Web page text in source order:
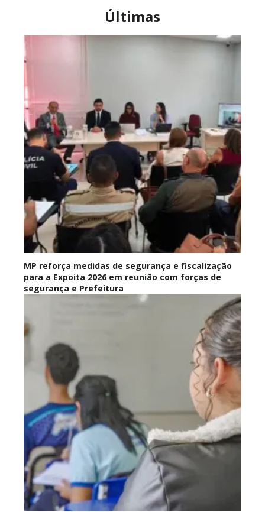
Últimas
MP reforça medidas de segurança e fiscalização
para a Expoita 2026 em reunião com forças de
segurança e Prefeitura